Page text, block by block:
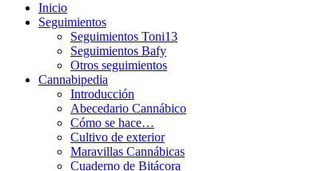
Inicio
Seguimientos
Seguimientos Toni13
Seguimientos Bafy
Otros seguimientos
Cannabipedia
Introducción
Abecedario Cannábico
Cómo se hace…
Cultivo de exterior
Maravillas Cannábicas
Cuaderno de Bitácora